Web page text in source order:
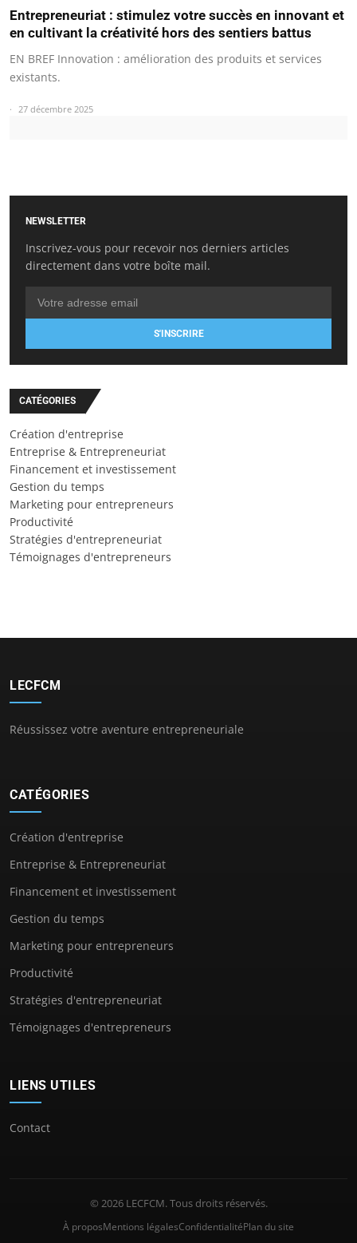
Entrepreneuriat : stimulez votre succès en innovant et
en cultivant la créativité hors des sentiers battus
EN BREF Innovation : amélioration des produits et services
existants.
27 décembre 2025
NEWSLETTER
Inscrivez-vous pour recevoir nos derniers articles
directement dans votre boîte mail.
S'INSCRIRE
CATÉGORIES
Création d'entreprise
Entreprise & Entrepreneuriat
Financement et investissement
Gestion du temps
Marketing pour entrepreneurs
Productivité
Stratégies d'entrepreneuriat
Témoignages d'entrepreneurs
LECFCM
Réussissez votre aventure entrepreneuriale
CATÉGORIES
Création d'entreprise
Entreprise & Entrepreneuriat
Financement et investissement
Gestion du temps
Marketing pour entrepreneurs
Productivité
Stratégies d'entrepreneuriat
Témoignages d'entrepreneurs
LIENS UTILES
Contact
© 2026 LECFCM. Tous droits réservés.
À proposMentions légalesConfidentialitéPlan du site